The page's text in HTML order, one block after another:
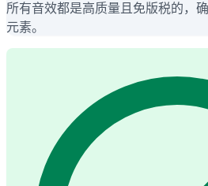
所有音效都是高质量且免版税的，
元素。